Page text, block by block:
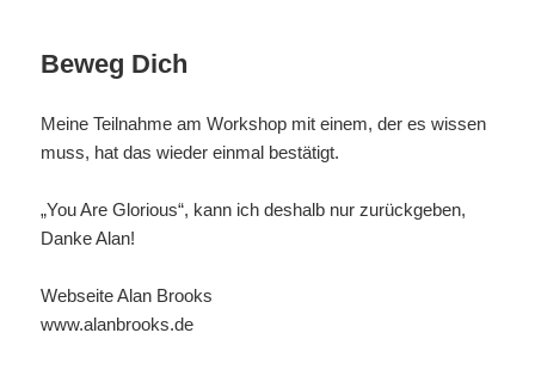
Beweg Dich
Meine Teilnahme am Workshop mit einem, der es wissen
muss, hat das wieder einmal bestätigt.
„You Are Glorious“, kann ich deshalb nur zurückgeben,
Danke Alan!
Webseite Alan Brooks
www.alanbrooks.de